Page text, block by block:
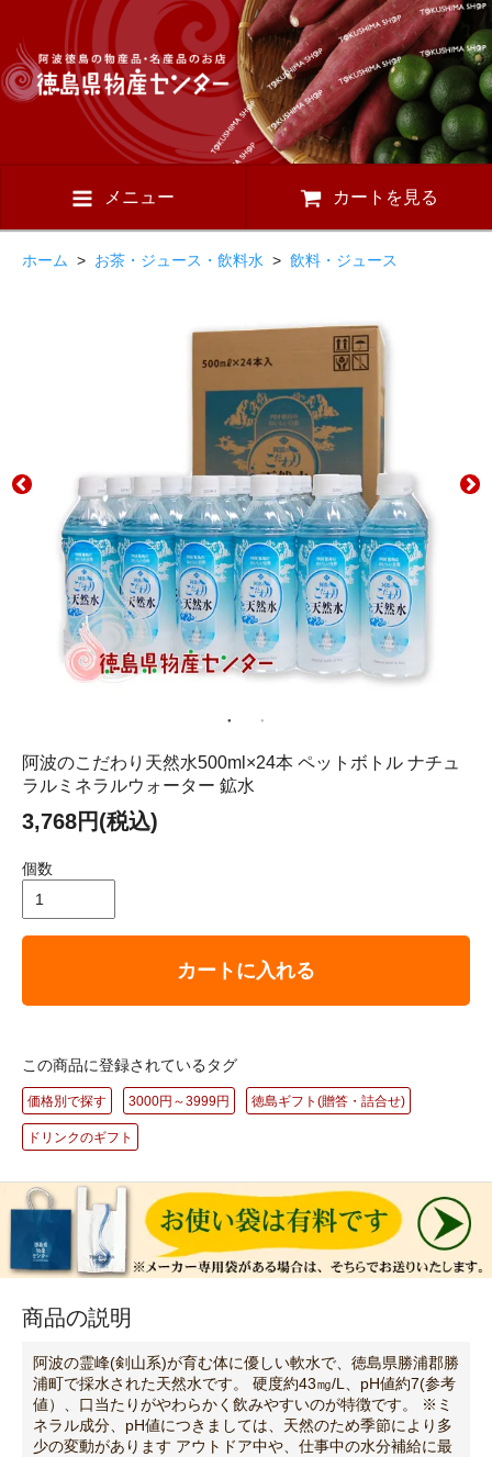
メニュー カートを見る
ホーム > お茶・ジュース・飲料水 > 飲料・ジュース
阿波のこだわり天然水500ml×24本 ペットボトル ナチュ
ラルミネラルウォーター 鉱水
3,768円(税込)
個数
カートに入れる
この商品に登録されているタグ
価格別で探す 3000円～3999円 徳島ギフト(贈答・詰合せ)
ドリンクのギフト
商品の説明
阿波の霊峰(剣山系)が育む体に優しい軟水で、徳島県勝浦郡勝
浦町で採水された天然水です。 硬度約43㎎/L、pH値約7(参考
値）、口当たりがやわらかく飲みやすいのが特徴です。 ※ミ
ネラル成分、pH値につきましては、天然のため季節により多
少の変動があります アウトドア中や、仕事中の水分補給に最